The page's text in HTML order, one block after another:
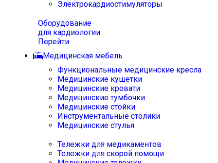
Электрокардиостимуляторы
Оборудование
для кардиологии
Перейти
Медицинская мебель
Функциональные медицинские кресла
Медицинские кушетки
Медицинские кровати
Медицинские тумбочки
Медицинские стойки
Инструментальные столики
Медицинские стулья
Тележки для медикаментов
Тележки для скорой помощи